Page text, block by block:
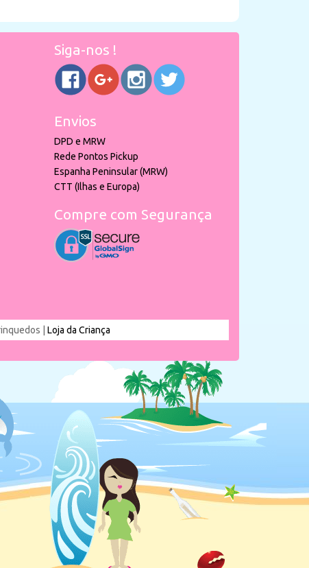
Siga-nos !
Envios
DPD e MRW
Rede Pontos Pickup
Espanha Peninsular (MRW)
CTT (Ilhas e Europa)
Compre com Segurança
| Loja da Criança